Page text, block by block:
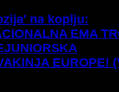
na koplju:
EMA
EUROPE!